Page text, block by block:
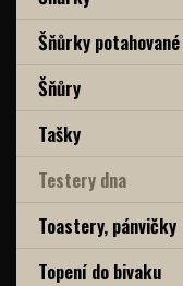
Šňůrky potahované
Šňůry
Tašky
Testery dna
Toastery, pánvičky
Topení do bivaku